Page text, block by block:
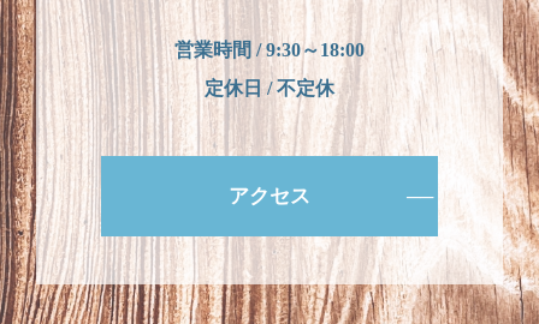
営業時間 / 9:30～18:00
定休日 / 不定休
アクセス